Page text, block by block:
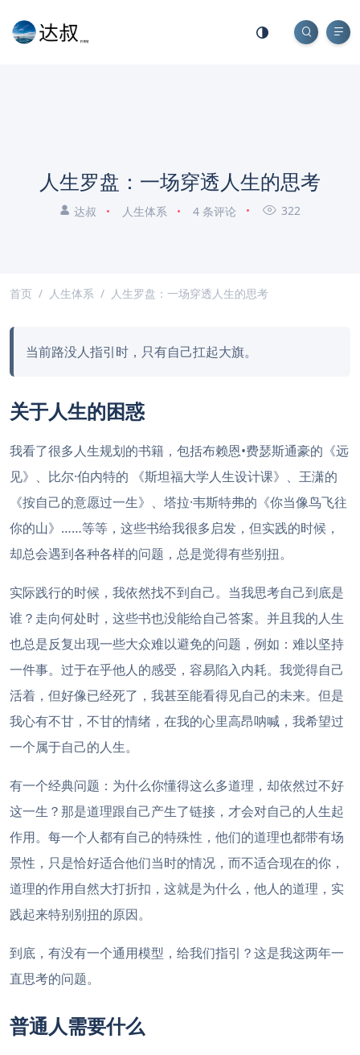
人生罗盘：一场穿透人生的思考
达叔 人生体系 4 条评论 322
首页 人生体系 人生罗盘：一场穿透人生的思考
当前路没人指引时，只有自己扛起大旗。
关于人生的困惑
我看了很多人生规划的书籍，包括布赖恩•费瑟斯通豪的《远
见》、比尔·伯内特的 《斯坦福大学人生设计课》、王潇的
《按自己的意愿过一生》、塔拉·韦斯特弗的《你当像鸟飞往
你的山》……等等，这些书给我很多启发，但实践的时候，
却总会遇到各种各样的问题，总是觉得有些别扭。
实际践行的时候，我依然找不到自己。当我思考自己到底是
谁？走向何处时，这些书也没能给自己答案。并且我的人生
也总是反复出现一些大众难以避免的问题，例如：难以坚持
一件事。过于在乎他人的感受，容易陷入内耗。我觉得自己
活着，但好像已经死了，我甚至能看得见自己的未来。但是
我心有不甘，不甘的情绪，在我的心里高昂呐喊，我希望过
一个属于自己的人生。
有一个经典问题：为什么你懂得这么多道理，却依然过不好
这一生？那是道理跟自己产生了链接，才会对自己的人生起
作用。每一个人都有自己的特殊性，他们的道理也都带有场
景性，只是恰好适合他们当时的情况，而不适合现在的你，
道理的作用自然大打折扣，这就是为什么，他人的道理，实
践起来特别别扭的原因。
到底，有没有一个通用模型，给我们指引？这是我这两年一
直思考的问题。
普通人需要什么